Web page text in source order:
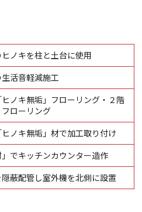
ノキを柱と土台に使用
活音軽減施工
ノキ無垢」フローリング・２階
ローリング
ノキ無垢」材で加工取り付け
でキッチンカウンター造作
蔽配管し室外機を北側に設置